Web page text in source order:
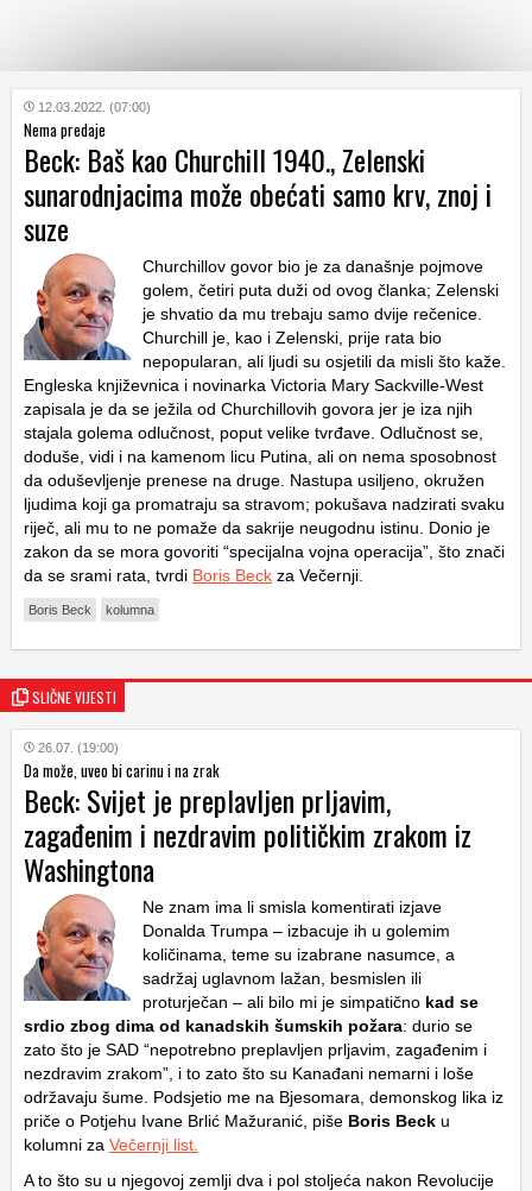
KATEGORIJE
HRVATSKI
WEB
12.03.2022. (07:00)
Nema predaje
Beck: Baš kao Churchill 1940., Zelenski
sunarodnjacima može obećati samo krv, znoj i
suze
Churchillov govor bio je za današnje pojmove
golem, četiri puta duži od ovog članka; Zelenski
je shvatio da mu trebaju samo dvije rečenice.
Churchill je, kao i Zelenski, prije rata bio
nepopularan, ali ljudi su osjetili da misli što kaže.
Engleska književnica i novinarka Victoria Mary Sackville-West
zapisala je da se ježila od Churchillovih govora jer je iza njih
stajala golema odlučnost, poput velike tvrđave. Odlučnost se,
doduše, vidi i na kamenom licu Putina, ali on nema sposobnost
da oduševljenje prenese na druge. Nastupa usiljeno, okružen
ljudima koji ga promatraju sa stravom; pokušava nadzirati svaku
riječ, ali mu to ne pomaže da sakrije neugodnu istinu. Donio je
zakon da se mora govoriti “specijalna vojna operacija”, što znači
da se srami rata, tvrdi Boris Beck za Večernji.
Boris Beck kolumna
SLIČNE VIJESTI
26.07. (19:00)
Da može, uveo bi carinu i na zrak
Beck: Svijet je preplavljen prljavim,
zagađenim i nezdravim političkim zrakom iz
Washingtona
Ne znam ima li smisla komentirati izjave
Donalda Trumpa – izbacuje ih u golemim
količinama, teme su izabrane nasumce, a
sadržaj uglavnom lažan, besmislen ili
proturječan – ali bilo mi je simpatično kad se
srdio zbog dima od kanadskih šumskih požara: durio se
zato što je SAD “nepotrebno preplavljen prljavim, zagađenim i
nezdravim zrakom”, i to zato što su Kanađani nemarni i loše
održavaju šume. Podsjetio me na Bjesomara, demonskog lika iz
priče o Potjehu Ivane Brlić Mažuranić, piše Boris Beck u
kolumni za Večernji list.
A to što su u njegovoj zemlji dva i pol stoljeća nakon Revolucije